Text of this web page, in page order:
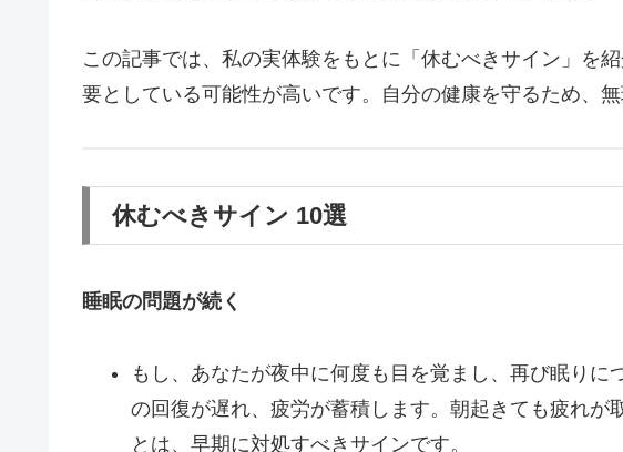
この記事では、私の実体験をもとに「休むべきサイン」を
要としている可能性が高いです。自分の健康を守るため、
休むべきサイン 10選
睡眠の問題が続く
もし、あなたが夜中に何度も目を覚まし、再び眠り
の回復が遅れ、疲労が蓄積します。朝起きても疲れが
とは、早期に対処すべきサインです。